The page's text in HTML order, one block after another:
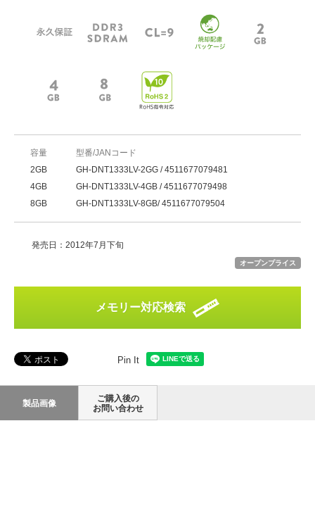
容量
型番/JANコード
2GB
GH-DNT1333LV-2GG / 4511677079481
4GB
GH-DNT1333LV-4GB / 4511677079498
8GB
GH-DNT1333LV-8GB/ 4511677079504
発売日：2012年7月下旬
オープンプライス
メモリー対応検索
Pin It
製品画像
ご購入後の
お問い合わせ